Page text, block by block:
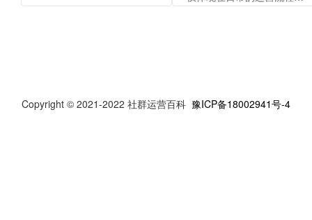
Copyright © 2021-2022 社群运营百科 豫ICP备18002941号-4